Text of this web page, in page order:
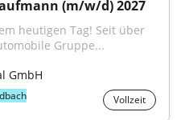
(m/w/d) 2027
heutigen Tag! Seit über
Gruppe...
GmbH
Vollzeit